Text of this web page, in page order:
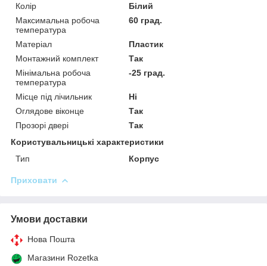
Колір
Білий
Максимальна робоча
температура
60 град.
Матеріал
Пластик
Монтажний комплект
Так
Мінімальна робоча
температура
-25 град.
Місце під лічильник
Ні
Оглядове віконце
Так
Прозорі двері
Так
Користувальницькі характеристики
Тип
Корпус
Приховати
Умови доставки
Нова Пошта
Магазини Rozetka